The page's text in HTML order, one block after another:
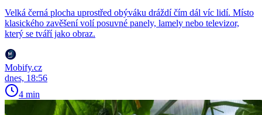
Velká černá plocha uprostřed obýváku dráždí čím dál víc lidí. Místo
klasického zavěšení volí posuvné panely, lamely nebo televizor,
který se tváří jako obraz.
Mobify.cz
dnes, 18:56
4 min